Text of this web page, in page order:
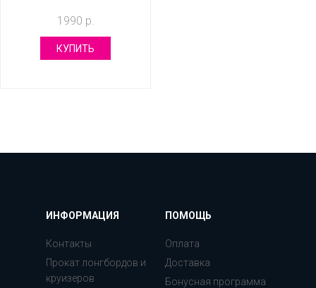
1990 р.
КУПИТЬ
ИНФОРМАЦИЯ
Контакты
Прокат лонгбордов и
круизеров
ПОМОЩЬ
Оплата
Доставка
Бонусная программа